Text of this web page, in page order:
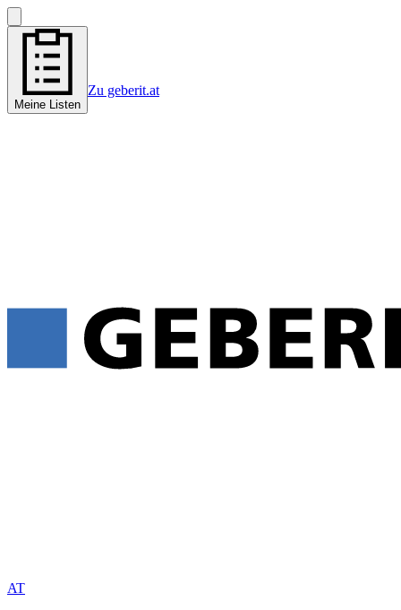
Meine Listen
Zu geberit.at
AT